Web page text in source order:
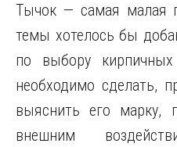
Тычок — самая малая
темы хотелось бы
по выбору
необходимо сделать,
выяснить его марку,
внешним